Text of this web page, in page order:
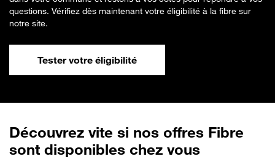
questions. Vérifiez dès maintenant votre éligibilité à la fibre sur
notre site.
Tester votre éligibilité
Découvrez vite si nos offres Fibre
sont disponibles chez vous